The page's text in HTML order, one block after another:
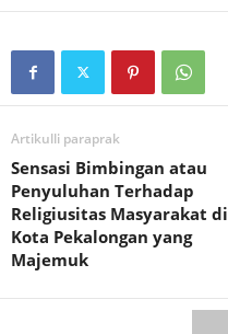
Artikulli paraprak
Sensasi Bimbingan atau
Penyuluhan Terhadap
Religiusitas Masyarakat di
Kota Pekalongan yang
Majemuk